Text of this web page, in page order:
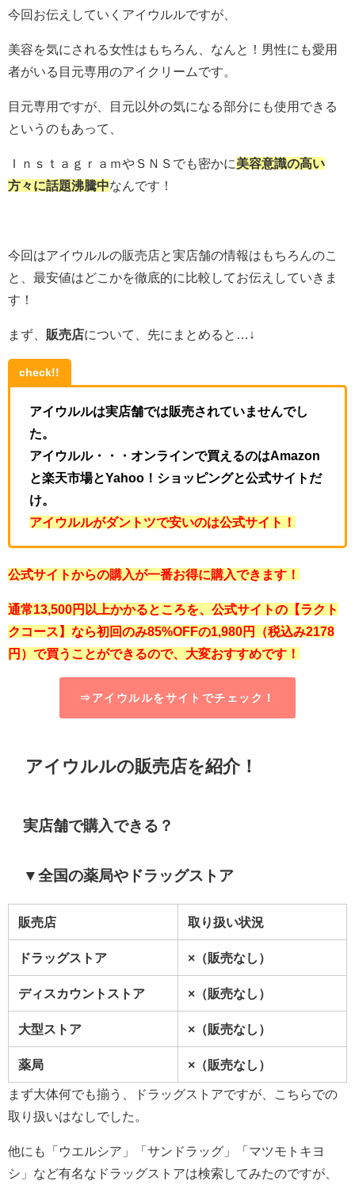
今回お伝えしていくアイウルルですが、
美容を気にされる女性はもちろん、なんと！男性にも愛用
者がいる目元専用のアイクリームです。
目元専用ですが、目元以外の気になる部分にも使用できる
というのもあって、
ＩｎｓｔａｇｒａｍやＳＮＳでも密かに美容意識の高い
方々に話題沸騰中なんです！
今回はアイウルルの販売店と実店舗の情報はもちろんのこ
と、最安値はどこかを徹底的に比較してお伝えしていきま
す！
まず、 販売店について、先にまとめると…↓
check!!
アイウルルは実店舗では販売されていませんでし
た。
アイウルル・・・オンラインで買えるのはAmazon
と楽天市場とYahoo！ショッピングと公式サイトだ
け。
アイウルルがダントツで安いのは公式サイト！
公式サイトからの購入が一番お得に購入できます！
通常13,500円以上かかるところを、公式サイトの【ラクト
クコース】なら初回のみ85%OFFの1,980円（税込み2178
円）で買うことができるので、大変おすすめです！
⇒アイウルルをサイトでチェック！
アイウルルの販売店を紹介！
実店舗で購入できる？
▼全国の薬局やドラッグストア
販売店 取り扱い状況
ドラッグストア ×（販売なし）
ディスカウントストア ×（販売なし）
大型ストア ×（販売なし）
薬局 ×（販売なし）
まず大体何でも揃う、ドラッグストアですが、こちらでの
取り扱いはなしでした。
他にも「ウエルシア」「サンドラッグ」「マツモトキヨ
シ」など有名なドラッグストアは検索してみたのですが、